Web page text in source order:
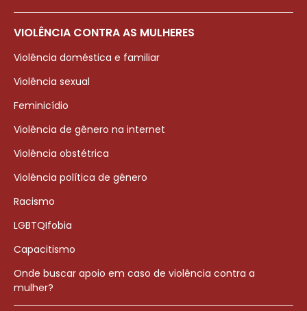
VIOLÊNCIA CONTRA AS MULHERES
Violência doméstica e familiar
Violência sexual
Feminicídio
Violência de gênero na internet
Violência obstétrica
Violência política de gênero
Racismo
LGBTQIfobia
Capacitismo
Onde buscar apoio em caso de violência contra a
mulher?